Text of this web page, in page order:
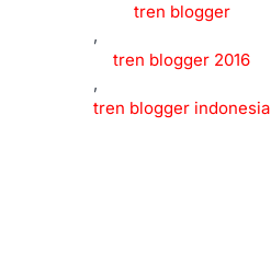
tren blogger
,
tren blogger 2016
,
tren blogger indonesia